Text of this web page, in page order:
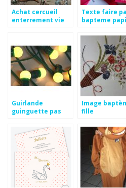
Achat cercueil
enterrement vie
Texte faire
bapteme
Guirlande
guinguette pas
Image
fille